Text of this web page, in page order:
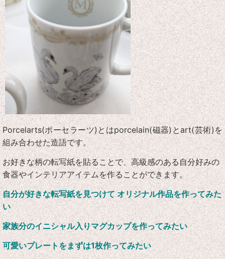
Porcelarts(ポーセラーツ)とはporcelain(磁器)とart(芸術)を
組み合わせた造語です。
お好きな柄の転写紙を貼ることで、高級感のある自分好みの
食器やインテリアアイテムを作ることができます。
自分が好きな転写紙を見つけて オリジナル作品を作ってみた
い
家族分のイニシャル入りマグカップを作ってみたい
可愛いプレートをまずは1枚作ってみたい